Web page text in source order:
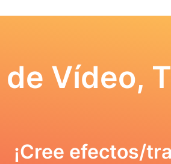
Vídeo,
¡Cree efectos/